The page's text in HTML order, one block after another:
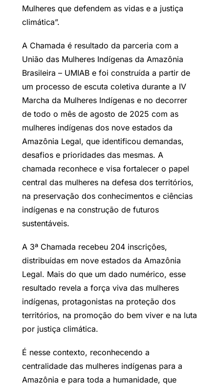
Mulheres que defendem as vidas e a justiça
climática”.
A Chamada é resultado da parceria com a
União das Mulheres Indígenas da Amazônia
Brasileira – UMIAB e foi construída a partir de
um processo de escuta coletiva durante a IV
Marcha da Mulheres Indígenas e no decorrer
de todo o mês de agosto de 2025 com as
mulheres indígenas dos nove estados da
Amazônia Legal, que identificou demandas,
desafios e prioridades das mesmas. A
chamada reconhece e visa fortalecer o papel
central das mulheres na defesa dos territórios,
na preservação dos conhecimentos e ciências
indígenas e na construção de futuros
sustentáveis.
A 3ª Chamada recebeu 204 inscrições,
distribuídas em nove estados da Amazônia
Legal. Mais do que um dado numérico, esse
resultado revela a força viva das mulheres
indígenas, protagonistas na proteção dos
territórios, na promoção do bem viver e na luta
por justiça climática.
É nesse contexto, reconhecendo a
centralidade das mulheres indígenas para a
Amazônia e para toda a humanidade, que